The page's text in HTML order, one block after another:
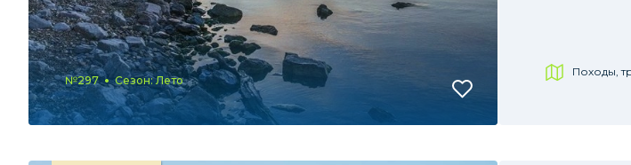
№297 Сезон: Лето
Походы,